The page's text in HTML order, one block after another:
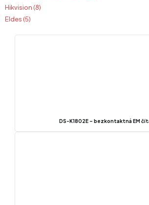
Hikvision (8)
Eldes (5)
DS-K1802E – bezkontaktná EM